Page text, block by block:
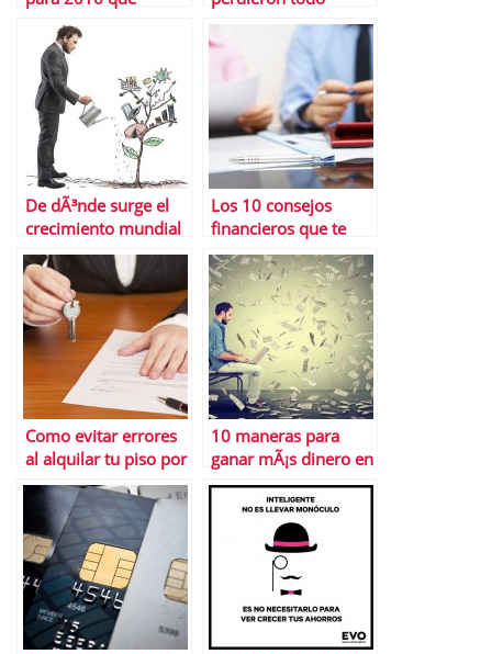
deberÃ­as conocer
De dÃ³nde surge el
crecimiento mundial
Los 10 consejos
financieros que te
gustarÃ­a decirle a tu
yo mÃ¡s joven
Como evitar errores
al alquilar tu piso por
primera vez
10 maneras para
ganar mÃ¡s dinero en
2016